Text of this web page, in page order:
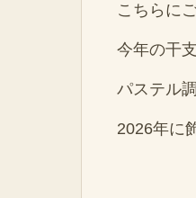
こちらに
今年の干
パステル
2026年に